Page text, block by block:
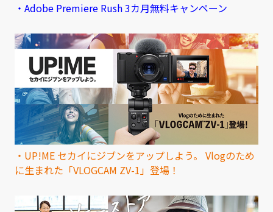
・Adobe Premiere Rush 3カ月無料キャンペーン
・UP!ME セカイにジブンをアップしよう。 Vlogのため
に生まれた「VLOGCAM ZV-1」登場！